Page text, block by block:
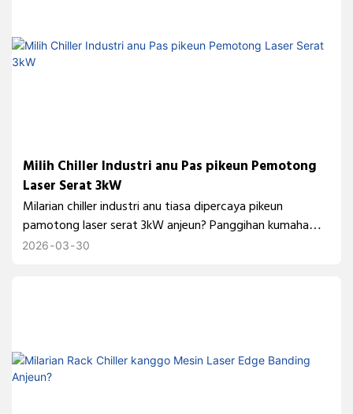
Milih Chiller Industri anu Pas pikeun Pemotong
Laser Serat 3kW
Milarian chiller industri anu tiasa dipercaya pikeun
pamotong laser serat 3kW anjeun? Panggihan kumaha
chiller laser serat TEYU CWFL-3000 mastikeun kontrol
2026 03 30